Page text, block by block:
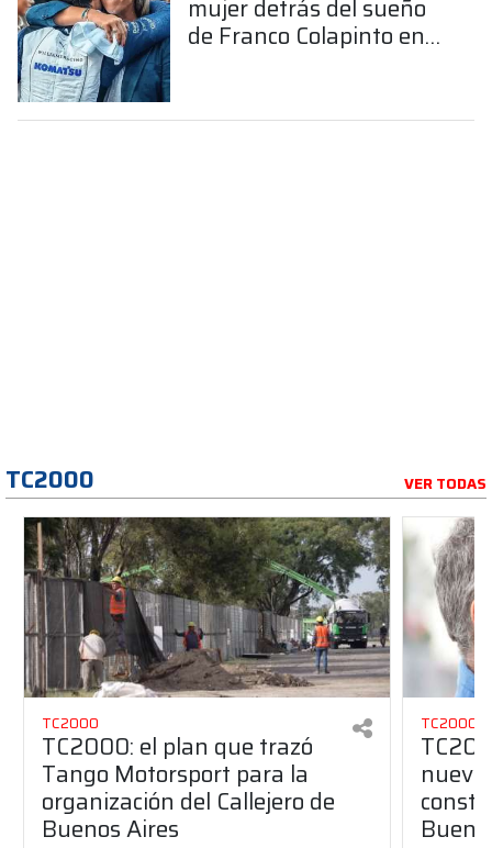
mujer detrás del sueño
de Franco Colapinto en
TC2000 VER TODAS
TC2000
TC2000: el plan que trazó
Tango Motorsport para la
organización del Callejero de
Buenos Aires
TC2000